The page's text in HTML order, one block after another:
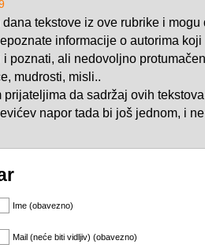
tekstove iz ove rubrike i mogu
informacije o autorima
i poznati, ali nedovoljno
mudrosti, misli..
prijateljima da sadržaj ovih
napor tada bi još jednom, i
Ime (obavezno)
Mail (neće biti vidljiv) (obavezno)